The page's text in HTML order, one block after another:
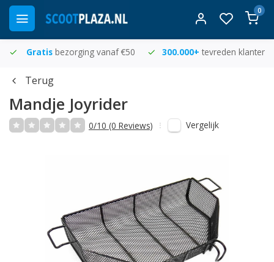
0
Gratis bezorging vanaf €50 300.000+ tevreden klanten
Terug
Mandje Joyrider
0/10 (0 Reviews) Vergelijk